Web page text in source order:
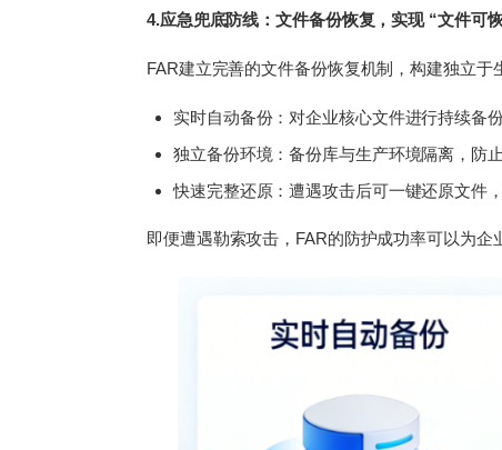
4.应急兜底防线：文件备份恢复，实现 “文件可
FAR建立完善的文件备份恢复机制，构建独立于
实时自动备份：对企业核心文件进行持续备
独立备份环境：备份库与生产环境隔离，防
快速完整还原：遭遇攻击后可一键还原文件
即便遭遇勒索攻击，FAR的防护成功率可以为企